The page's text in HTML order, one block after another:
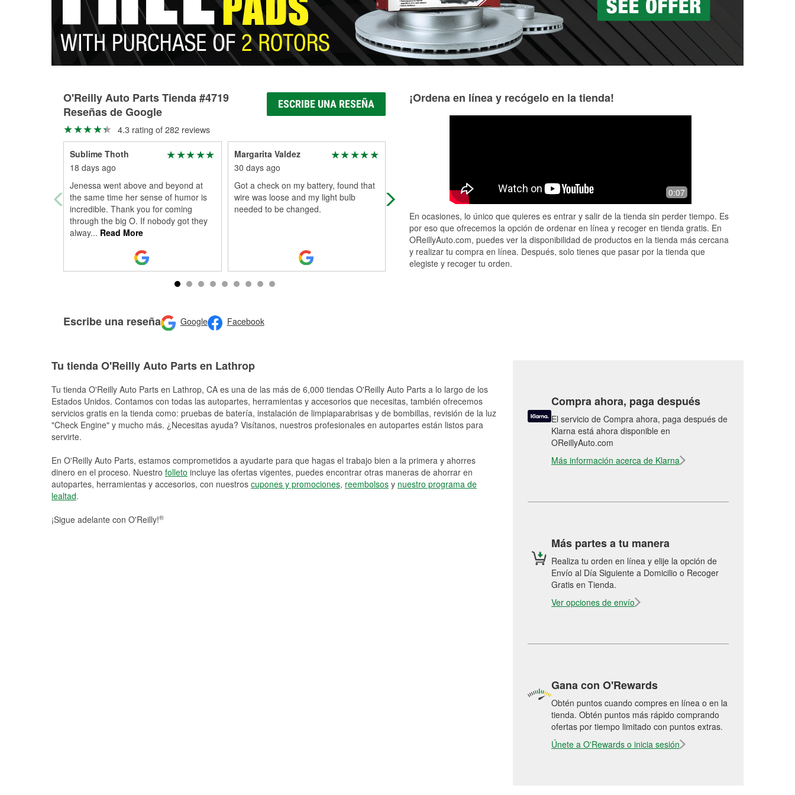
O'Reilly Auto Parts Tienda #4719
Reseñas de Google
ESCRIBE UNA RESEÑA
4.3 rating of 282 reviews
Sublime Thoth
18 days ago
Jenessa went above and beyond at
the same time her sense of humor is
incredible. Thank you for coming
through the big O. If nobody got they
alway... Read More
Margarita Valdez
30 days ago
Got a check on my battery, found that
wire was loose and my light bulb
needed to be changed.
Matthew the Manager helped me get
the right belt I needed for my car. And
hour of working on it. Matthew...
Read More
Escribe una reseña Google Facebook
¡Ordena en línea y recógelo en la tienda!
0:07
En ocasiones, lo único que quieres es entrar y salir de la tienda sin perder tiempo. Es
por eso que ofrecemos la opción de ordenar en línea y recoger en tienda gratis. En
OReillyAuto.com, puedes ver la disponibilidad de productos en la tienda más cercana
y realizar tu compra en línea. Después, solo tienes que pasar por la tienda que
elegiste y recoger tu orden.
Tu tienda O'Reilly Auto Parts en Lathrop
Tu tienda O'Reilly Auto Parts en Lathrop, CA es una de las más de 6,000 tiendas O'Reilly Auto Parts a lo largo de los
Estados Unidos. Contamos con todas las autopartes, herramientas y accesorios que necesitas, también ofrecemos
servicios gratis en la tienda como: pruebas de batería, instalación de limpiaparabrisas y de bombillas, revisión de la luz
"Check Engine" y mucho más. ¿Necesitas ayuda? Visítanos, nuestros profesionales en autopartes están listos para
servirte.
En O'Reilly Auto Parts, estamos comprometidos a ayudarte para que hagas el trabajo bien a la primera y ahorres
dinero en el proceso. Nuestro folleto incluye las ofertas vigentes, puedes encontrar otras maneras de ahorrar en
autopartes, herramientas y accesorios, con nuestros cupones y promociones, reembolsos y nuestro programa de
lealtad.
¡Sigue adelante con O'Reilly!®
Compra ahora, paga después
El servicio de Compra ahora, paga después de
Klarna está ahora disponible en
OReillyAuto.com
Más información acerca de Klarna
Más partes a tu manera
Realiza tu orden en línea y elije la opción de
Envío al Día Siguiente a Domicilio o Recoger
Gratis en Tienda.
Ver opciones de envío
Gana con O'Rewards
Obtén puntos cuando compres en línea o en la
tienda. Obtén puntos más rápido comprando
ofertas por tiempo limitado con puntos extras.
Únete a O'Rewards o inicia sesión